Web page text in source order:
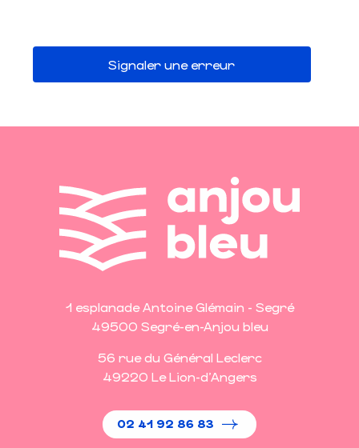
Signaler une erreur
1 esplanade Antoine Glémain - Segré
49500 Segré-en-Anjou bleu
56 rue du Général Leclerc
49220 Le Lion-d'Angers
02 41 92 86 83